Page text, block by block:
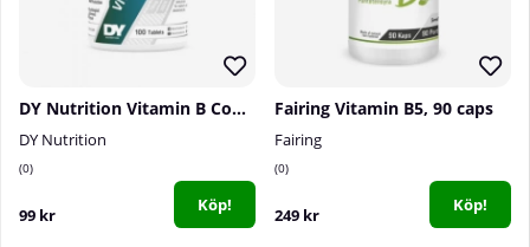
DY Nutrition Vitamin B Complex, 100 tabs
DY Nutrition
0
99 kr Köp!
Fairing Vitamin B5, 90 caps
Fairing
0
249 kr Köp!